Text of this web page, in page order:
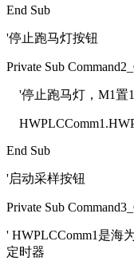
End Sub
'停止跑马灯按钮
Private Sub
'停止跑马灯，M1置
End Sub
'启动采样按钮
Private Sub
' HWPLCComm1是海
定时器